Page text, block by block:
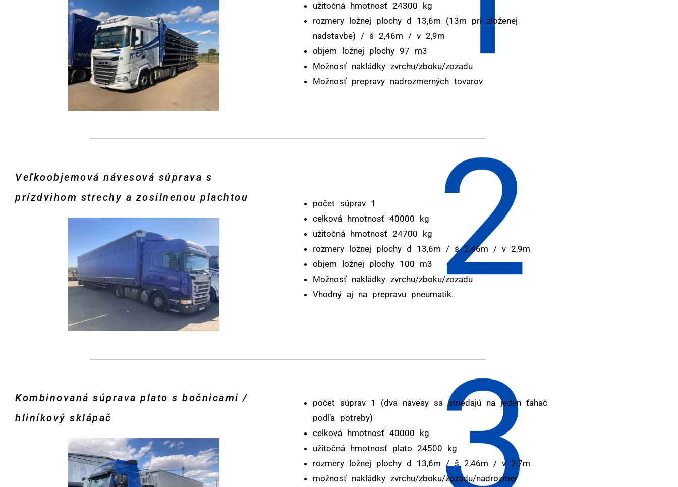
užitočná hmotnosť 24300 kg
rozmery ložnej plochy d 13,6m (13m pri zloženej
nadstavbe) / š 2,46m / v 2,9m
objem ložnej plochy 97 m3
Možnosť nakládky zvrchu/zboku/zozadu
Možnosť prepravy nadrozmerných tovarov
Veľkoobjemová návesová súprava s
prízdvihom strechy a zosilnenou plachtou
počet súprav 1
celková hmotnosť 40000 kg
užitočná hmotnosť 24700 kg
rozmery ložnej plochy d 13,6m / š 2,46m / v 2,9m
objem ložnej plochy 100 m3
Možnosť nakládky zvrchu/zboku/zozadu
Vhodný aj na prepravu pneumatik.
Kombinovaná súprava plato s bočnicami /
hliníkový sklápač
počet súprav 1 (dva návesy sa striedajú na jeden ťahač
podľa potreby)
celková hmotnosť 40000 kg
užitočná hmotnosť plato 24500 kg
rozmery ložnej plochy d 13,6m / š 2,46m / v 2,7m
možnosť nakládky zvrchu/zboku/zozadu/nadrozmer